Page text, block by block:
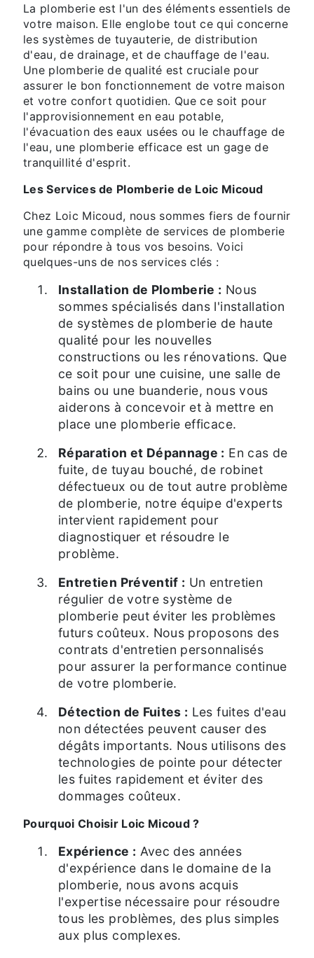
La plomberie est l'un des éléments essentiels de
votre maison. Elle englobe tout ce qui concerne
les systèmes de tuyauterie, de distribution
d'eau, de drainage, et de chauffage de l'eau.
Une plomberie de qualité est cruciale pour
assurer le bon fonctionnement de votre maison
et votre confort quotidien. Que ce soit pour
l'approvisionnement en eau potable,
l'évacuation des eaux usées ou le chauffage de
l'eau, une plomberie efficace est un gage de
tranquillité d'esprit.
Les Services de Plomberie de Loic Micoud
Chez Loic Micoud, nous sommes fiers de fournir
une gamme complète de services de plomberie
pour répondre à tous vos besoins. Voici
quelques-uns de nos services clés :
Installation de Plomberie : Nous
sommes spécialisés dans l'installation
de systèmes de plomberie de haute
qualité pour les nouvelles
constructions ou les rénovations. Que
ce soit pour une cuisine, une salle de
bains ou une buanderie, nous vous
aiderons à concevoir et à mettre en
place une plomberie efficace.
Réparation et Dépannage : En cas de
fuite, de tuyau bouché, de robinet
défectueux ou de tout autre problème
de plomberie, notre équipe d'experts
intervient rapidement pour
diagnostiquer et résoudre le
problème.
Entretien Préventif : Un entretien
régulier de votre système de
plomberie peut éviter les problèmes
futurs coûteux. Nous proposons des
contrats d'entretien personnalisés
pour assurer la performance continue
de votre plomberie.
Détection de Fuites : Les fuites d'eau
non détectées peuvent causer des
dégâts importants. Nous utilisons des
technologies de pointe pour détecter
les fuites rapidement et éviter des
dommages coûteux.
Pourquoi Choisir Loic Micoud ?
Expérience : Avec des années
d'expérience dans le domaine de la
plomberie, nous avons acquis
l'expertise nécessaire pour résoudre
tous les problèmes, des plus simples
aux plus complexes.